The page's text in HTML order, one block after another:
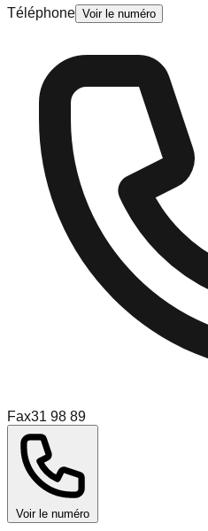
Téléphone Voir le numéro
Fax31 98 89
Voir le numéro